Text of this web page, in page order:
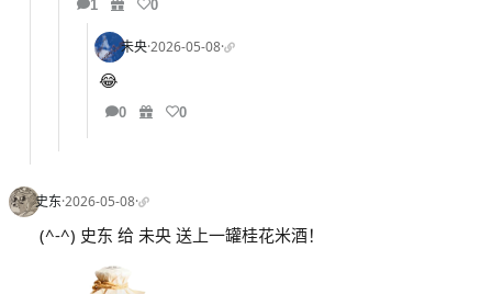
1 0
未央·2026-05-08·
😂
0 0
史东·2026-05-08·
(^-^) 史东 给 未央 送上一罐桂花米酒！